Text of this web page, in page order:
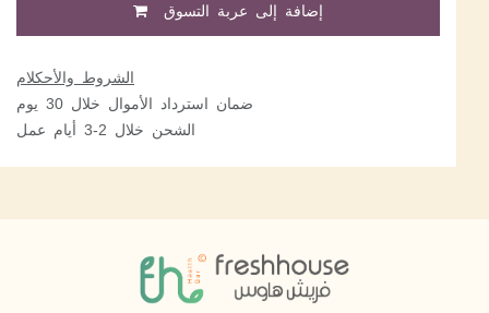
إضافة إلى عربة التسوق
الشروط والأحكلام
ضمان استرداد الأموال خلال 30 يوم
الشحن خلال 2-3 أيام عمل